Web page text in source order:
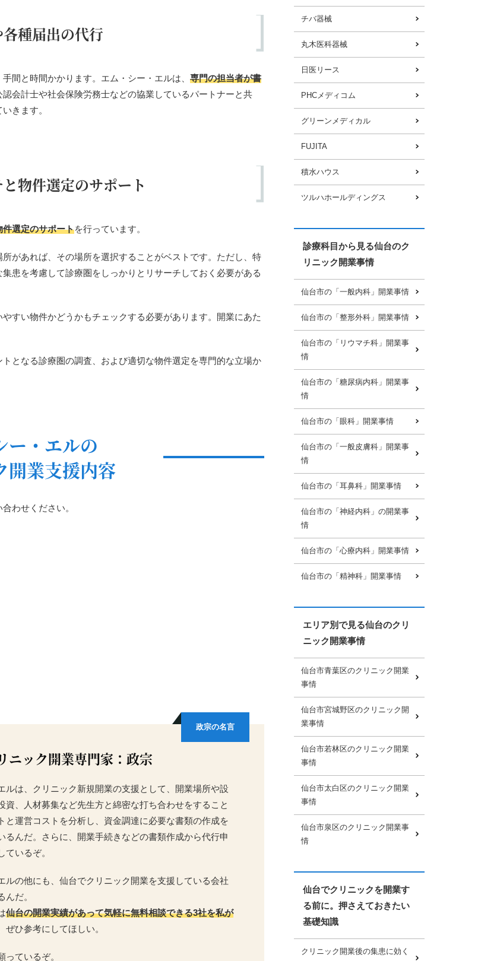
種届出の代行
間と時間かかります。エム・シー・エルは、 専門の担当者が書
会計士や社会保険労務士などの協業しているパートナーと共
きます。
物件選定のサポート
選定のサポートを行っています。
があれば、その場所を選択することがベストです。ただし、特
患を考慮して診療圏をしっかりとリサーチしておく必要がある
すい物件かどうかもチェックする必要があります。開業にあた
となる診療圏の調査、および適切な物件選定を専門的な立場か
ー・エルの
開業支援内容
わせください。
政宗の名言
ニック開業専門家：政宗
ルは、クリニック新規開業の支援として、開業場所や設
資、人材募集など先生方と綿密な打ち合わせをすること
と運営コストを分析し、資金調達に必要な書類の作成を
るんだ。さらに、開業手続きなどの書類作成から代行申
ているぞ。
ルの他にも、仙台でクリニック開業を支援している会社
んだ。
仙台の開業実績があって気軽に無料相談できる3社を私が
ぜひ参考にしてほしい。
っているぞ。
チバ器械
丸木医科器械
日医リース
PHCメディコム
グリーンメディカル
FUJITA
積水ハウス
ツルハホールディングス
診療科目から見る仙台のク
リニック開業事情
仙台市の「一般内科」開業事情
仙台市の「整形外科」開業事情
仙台市の「リウマチ科」開業事
情
仙台市の「糖尿病内科」開業事
情
仙台市の「眼科」開業事情
仙台市の「一般皮膚科」開業事
情
仙台市の「耳鼻科」開業事情
仙台市の「神経内科」の開業事
情
仙台市の「心療内科」開業事情
仙台市の「精神科」開業事情
エリア別で見る仙台のクリ
ニック開業事情
仙台市青葉区のクリニック開業
事情
仙台市宮城野区のクリニック開
業事情
仙台市若林区のクリニック開業
事情
仙台市太白区のクリニック開業
事情
仙台市泉区のクリニック開業事
情
仙台でクリニックを開業す
る前に。押さえておきたい
基礎知識
クリニック開業後の集患に効く